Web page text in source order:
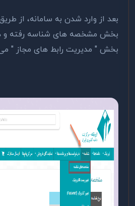
بعد از وارد شدن به سامانه، از
بخش مشخصه های شناسه رفته و
بخش " مدیریت رابط های مجاز "